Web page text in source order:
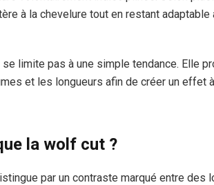
à la chevelure tout en restant
limite pas à une simple tendance. Elle
et les longueurs afin de créer un effet
la wolf cut ?
par un contraste marqué entre des